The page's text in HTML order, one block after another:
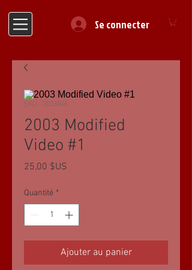
Se connecter
SKU : 2003046
2003 Modified
Video #1
25,00 $US
Quantité *
Ajouter au panier